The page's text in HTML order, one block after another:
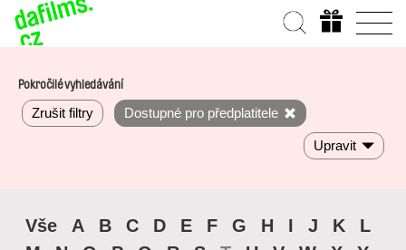
Pokročilé vyhledávání
Zrušit filtry Dostupné pro předplatitele
Upravit
Vše A B C D E F G H I J K
L